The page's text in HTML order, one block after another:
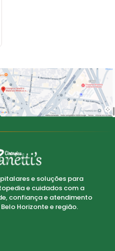
e soluções para
e cuidados com a
confiança e atendimento
Horizonte e região.